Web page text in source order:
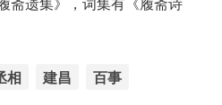
相 建昌 百事